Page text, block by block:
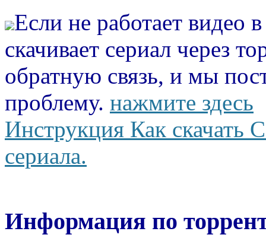
Если не работает видео
скачивает сериал через
обратную связь, и мы
проблему. нажмите здесь
Инструкция Как скачать
сериала.
Информация по